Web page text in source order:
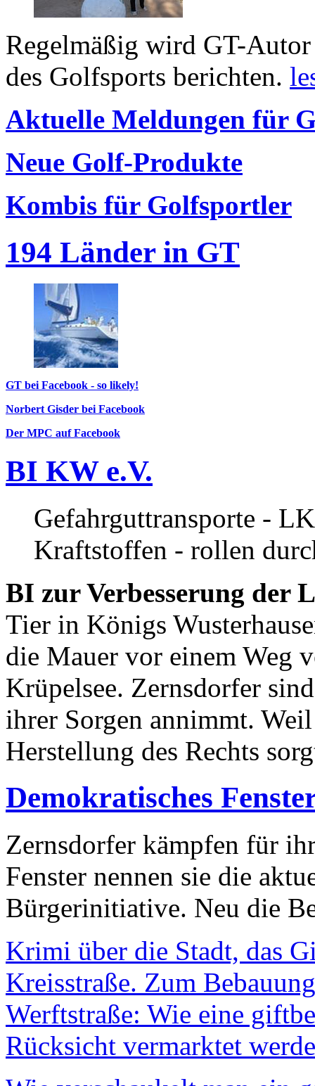
Regelmäßig wird GT-
des Golfsports berichten.
Aktuelle Meldungen für
Neue Golf-Produkte
Kombis für Golfsportler
194 Länder in GT
GT bei Facebook - so likely!
Norbert Gisder bei Facebook
Der MPC auf Facebook
BI KW e.V.
Gefahrguttransporte -
Kraftstoffen - rollen
BI zur Verbesserung der
Tier in Königs
die Mauer vor einem Weg
Krüpelsee. Zernsdorfer
ihrer Sorgen annimmt.
Herstellung des Rechts
Demokratisches
Zernsdorfer kämpfen für
Fenster nennen sie die
Bürgerinitiative. Neu die
Krimi über die Stadt, das
Kreisstraße. Zum
Werftstraße: Wie eine
Rücksicht vermarktet